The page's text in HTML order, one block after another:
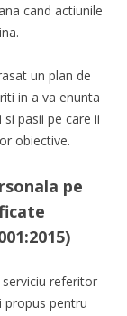
cand actiunile
un plan de
in a va enunta
pasii pe care ii
obiective.
pe
referitor
propus pentru